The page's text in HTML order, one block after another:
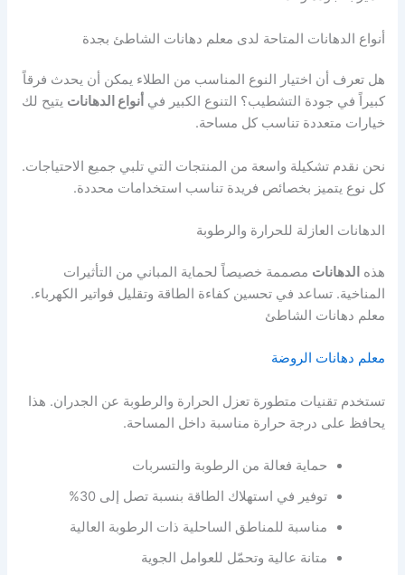
أنواع الدهانات المتاحة لدى معلم دهانات الشاطئ بجدة
هل تعرف أن اختيار النوع المناسب من الطلاء يمكن أن يحدث فرقاً
كبيراً في جودة التشطيب؟ التنوع الكبير في أنواع الدهانات يتيح لك
خيارات متعددة تناسب كل مساحة.
نحن نقدم تشكيلة واسعة من المنتجات التي تلبي جميع الاحتياجات.
كل نوع يتميز بخصائص فريدة تناسب استخدامات محددة.
الدهانات العازلة للحرارة والرطوبة
هذه الدهانات مصممة خصيصاً لحماية المباني من التأثيرات
المناخية. تساعد في تحسين كفاءة الطاقة وتقليل فواتير الكهرباء.
معلم دهانات الشاطئ
معلم دهانات الروضة
تستخدم تقنيات متطورة تعزل الحرارة والرطوبة عن الجدران. هذا
يحافظ على درجة حرارة مناسبة داخل المساحة.
حماية فعالة من الرطوبة والتسربات
توفير في استهلاك الطاقة بنسبة تصل إلى 30%
مناسبة للمناطق الساحلية ذات الرطوبة العالية
متانة عالية وتحمّل للعوامل الجوية